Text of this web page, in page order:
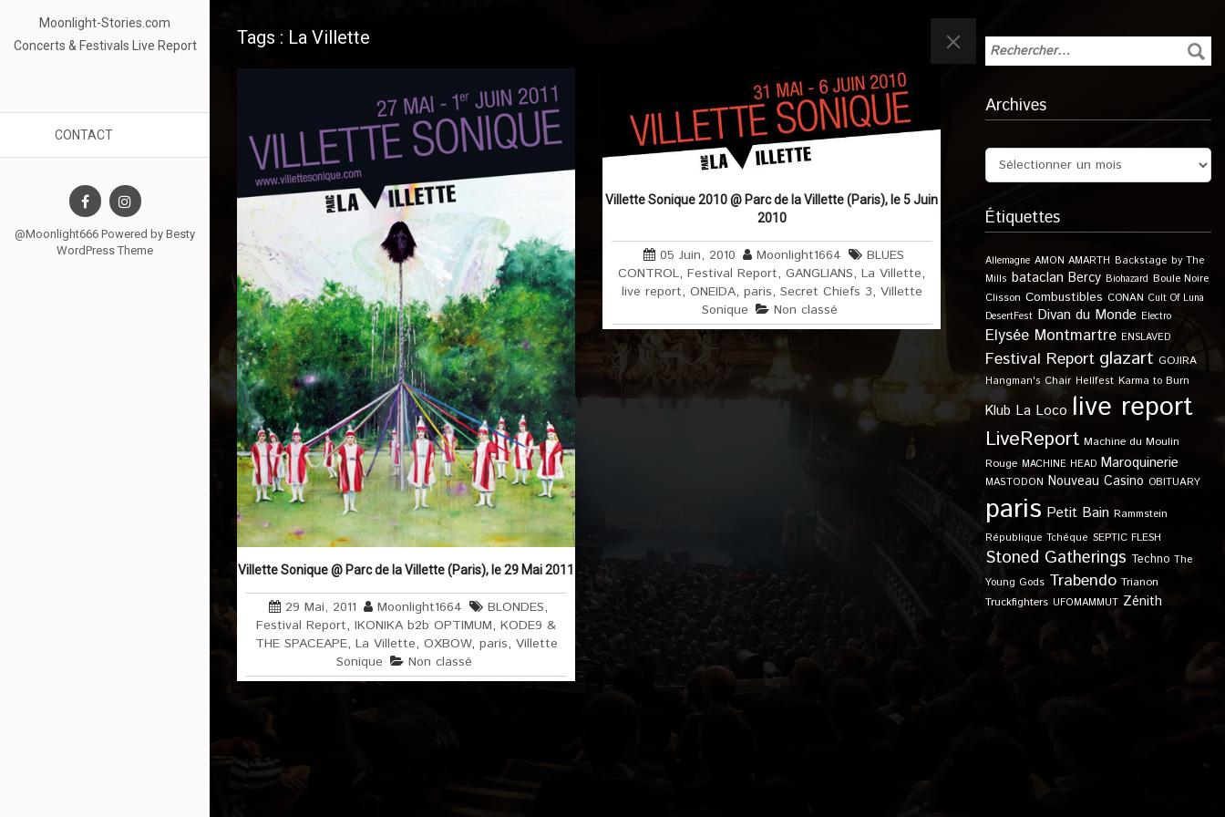
Moonlight-Stories.com
Concerts & Festivals Live Report
CONTACT
@Moonlight666 Powered by Besty
WordPress Theme
Tags : La Villette
Villette Sonique @ Parc de la Villette (Paris), le 29 Mai 2011
29 Mai, 2011 Moonlight1664 BLONDES,
Festival Report, IKONIKA b2b OPTIMUM, KODE9 &
THE SPACEAPE, La Villette, OXBOW, paris, Villette
Sonique
Non classé
Villette Sonique 2010 @ Parc de la Villette (Paris), le 5 Juin
2010
05 Juin, 2010 Moonlight1664
BLUES
CONTROL, Festival Report, GANGLIANS, La Villette,
live report, ONEIDA, paris, Secret Chiefs 3, Villette
Sonique
Non classé
Archives
Étiquettes
Allemagne AMON AMARTH Backstage by The
Mills bataclan Bercy Biohazard Boule Noire
Clisson Combustibles CONAN Cult Of Luna
DesertFest Divan du Monde Electro
Elysée Montmartre ENSLAVED
Festival Report glazart GOJIRA
Hangman's Chair Hellfest Karma to Burn
Klub La Loco live report
LiveReport Machine du Moulin
Rouge MACHINE HEAD Maroquinerie
MASTODON Nouveau Casino OBITUARY
paris Petit Bain Rammstein
République Tchèque SEPTIC FLESH
Stoned Gatherings Techno The
Young Gods Trabendo Trianon
Truckfighters UFOMAMMUT Zénith